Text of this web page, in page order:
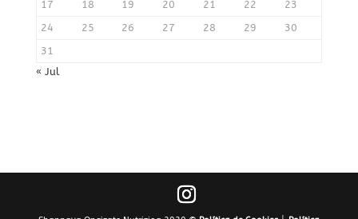
17
18 19 20 21 22
23
24
25 26 27 28 29
30
31
« Jul